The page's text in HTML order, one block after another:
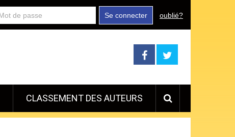
Se connecter oublié?
CLASSEMENT DES AUTEURS